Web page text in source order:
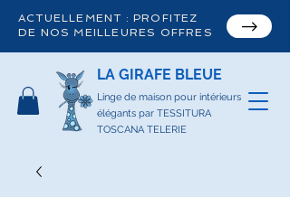
ACTUELLEMENT : PROFITEZ
DE NOS MEILLEURES OFFRES
LA GIRAFE BLEUE
Linge de maison pour intérieurs
élégants par TESSITURA
TOSCANA TELERIE